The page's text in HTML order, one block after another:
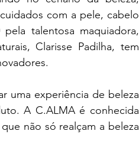
com a pele, cabelo
talentosa maquiadora,
Clarisse Padilha, tem
uma experiência de beleza
A C.ALMA é conhecida
não só realçam a beleza